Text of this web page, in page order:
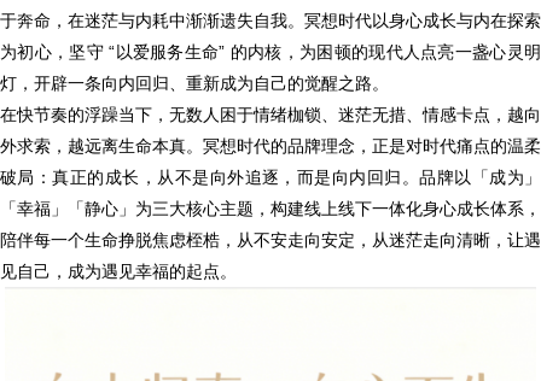
于奔命，在迷茫与内耗中渐渐遗失自我。冥想时代以身心成长与内在探索
为初心，坚守 “以爱服务生命” 的内核，为困顿的现代人点亮一盏心灵明
灯，开辟一条向内回归、重新成为自己的觉醒之路。
在快节奏的浮躁当下，无数人困于情绪枷锁、迷茫无措、情感卡点，越向
外求索，越远离生命本真。冥想时代的品牌理念，正是对时代痛点的温柔
破局：真正的成长，从不是向外追逐，而是向内回归。品牌以「成为」
「幸福」「静心」为三大核心主题，构建线上线下一体化身心成长体系，
陪伴每一个生命挣脱焦虑桎梏，从不安走向安定，从迷茫走向清晰，让遇
见自己，成为遇见幸福的起点。